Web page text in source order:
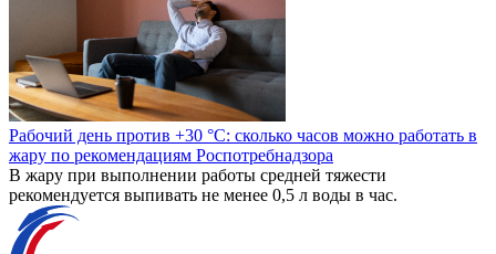
Рабочий день против +30 °C: сколько часов можно работать в
жару по рекомендациям Роспотребнадзора
В жару при выполнении работы средней тяжести
рекомендуется выпивать не менее 0,5 л воды в час.